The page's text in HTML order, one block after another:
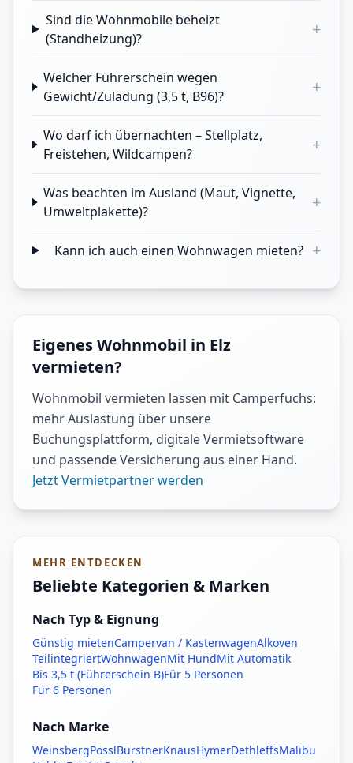
Sind die Wohnmobile beheizt
(Standheizung)?
+
Welcher Führerschein wegen
Gewicht/Zuladung (3,5 t, B96)?
+
Wo darf ich übernachten – Stellplatz,
Freistehen, Wildcampen?
+
Was beachten im Ausland (Maut, Vignette,
Umweltplakette)?
+
Kann ich auch einen Wohnwagen mieten? +
Eigenes Wohnmobil in Elz
vermieten?
Wohnmobil vermieten lassen mit Camperfuchs:
mehr Auslastung über unsere
Buchungsplattform, digitale Vermietsoftware
und passende Versicherung aus einer Hand.
Jetzt Vermietpartner werden
MEHR ENTDECKEN
Beliebte Kategorien & Marken
Nach Typ & Eignung
Günstig mietenCampervan / KastenwagenAlkoven
TeilintegriertWohnwagenMit HundMit Automatik
Bis 3,5 t (Führerschein B)Für 5 Personen
Für 6 Personen
Nach Marke
WeinsbergPösslBürstnerKnausHymerDethleffsMalibu